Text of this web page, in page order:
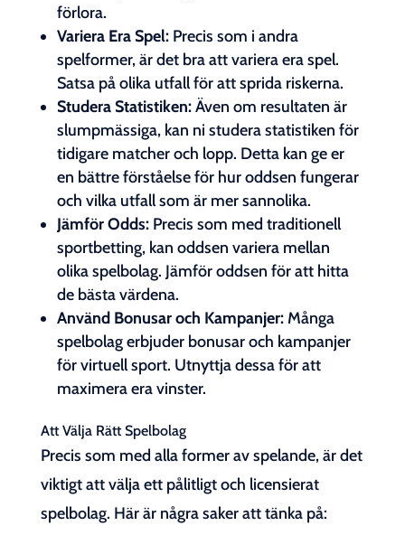
förlora.
Variera Era Spel:Precis som i andra
spelformer, är det bra att variera era spel.
Satsa på olika utfall för att sprida riskerna.
Studera Statistiken:Även om resultaten är
slumpmässiga, kan ni studera statistiken för
tidigare matcher och lopp. Detta kan ge er
en bättre förståelse för hur oddsen fungerar
och vilka utfall som är mer sannolika.
Jämför Odds:Precis som med traditionell
sportbetting, kan oddsen variera mellan
olika spelbolag. Jämför oddsen för att hitta
de bästa värdena.
Använd Bonusar och Kampanjer:Många
spelbolag erbjuder bonusar och kampanjer
för virtuell sport. Utnyttja dessa för att
maximera era vinster.
Att Välja Rätt Spelbolag
Precis som med alla former av spelande, är det
viktigt att välja ett pålitligt och licensierat
spelbolag. Här är några saker att tänka på: